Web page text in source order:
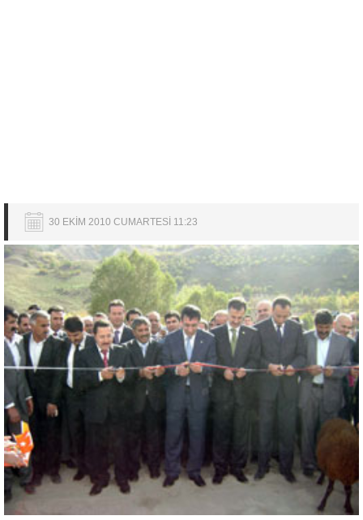
30 EKİM 2010 CUMARTESİ 11:23